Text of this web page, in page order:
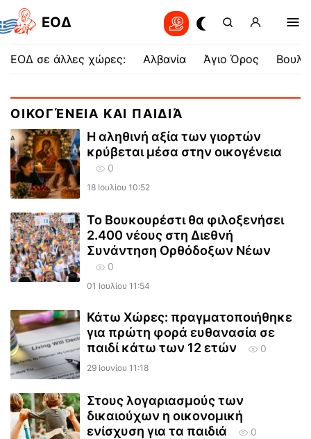
EOΔ
ΕΟΔ σε άλλες χώρες: Αλβανία Άγιο Όρος
ΟΙΚΟΓΈΝΕΙΑ ΚΑΙ ΠΑΙΔΙΆ
Η αληθινή αξία των γιορτών
κρύβεται μέσα στην οικογένεια
0
18 Ιουλίου 10:52
Το Βουκουρέστι θα φιλοξενήσει
2.400 νέους στη Διεθνή
Συνάντηση Ορθόδοξων Νέων
0
01 Ιουλίου 11:54
Κάτω Χώρες: πραγματοποιήθηκε
για πρώτη φορά ευθανασία σε
παιδί κάτω των 12 ετών
0
29 Ιουνίου 11:18
Στους λογαριασμούς των
δικαιούχων η οικονομική
ενίσχυση για τα παιδιά
0